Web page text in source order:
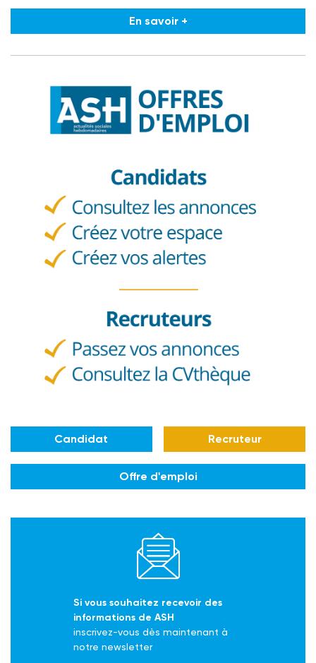
En savoir +
Candidat Recruteur
Offre d'emploi
Si vous souhaitez recevoir des
informations de ASH
inscrivez-vous dès maintenant à
notre newsletter